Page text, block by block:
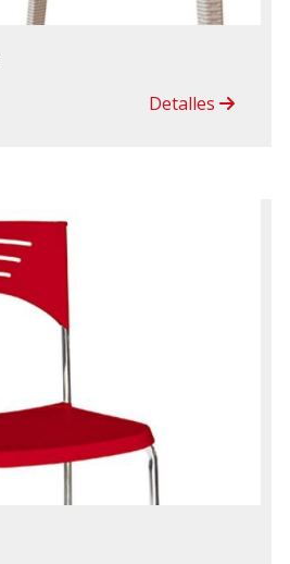
Detalles